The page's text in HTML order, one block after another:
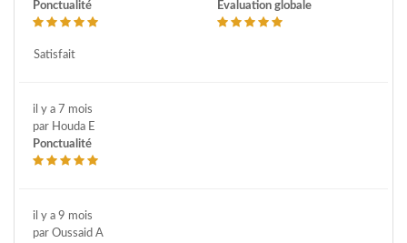
Ponctualité
Évaluation globale
Satisfait
il y a 7 mois
par Houda E
Ponctualité
il y a 9 mois
par Oussaid A